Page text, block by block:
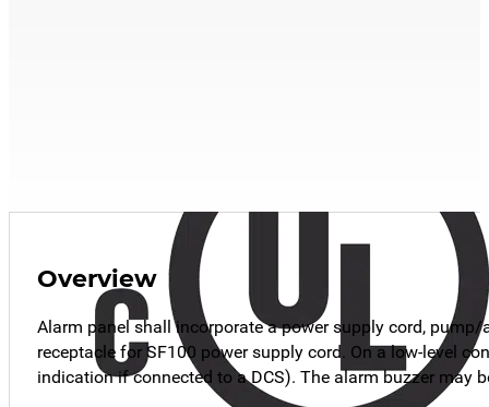
Overview
Alarm panel shall incorporate a power supply cord,
receptacle for SF100 power supply cord. On a low-level
indication if connected to a DCS). The alarm buzzer may